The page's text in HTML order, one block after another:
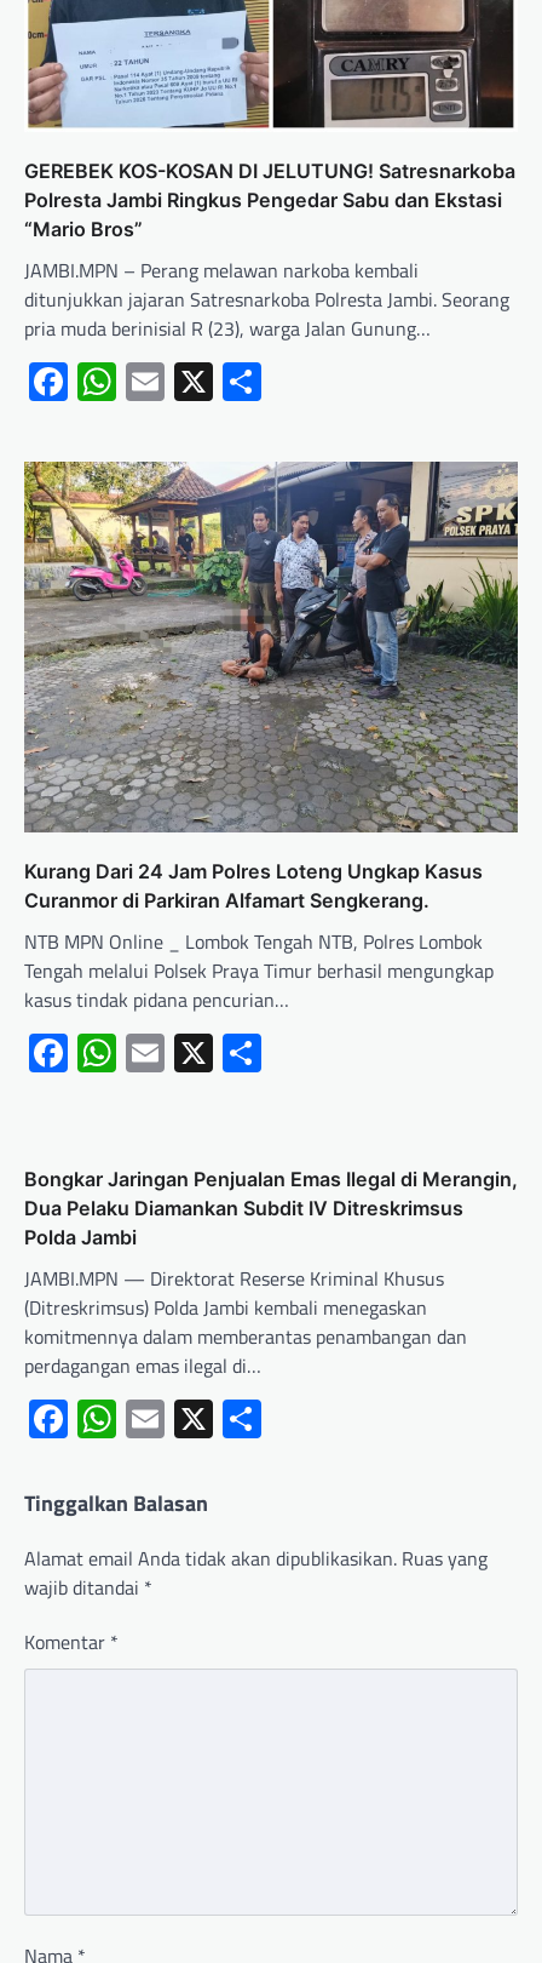
GEREBEK KOS-KOSAN DI JELUTUNG! Satresnarkoba
Polresta Jambi Ringkus Pengedar Sabu dan Ekstasi
“Mario Bros”
JAMBI.MPN – Perang melawan narkoba kembali
ditunjukkan jajaran Satresnarkoba Polresta Jambi. Seorang
pria muda berinisial R (23), warga Jalan Gunung…
Facebook
WhatsApp
Email
X
‎Kurang Dari 24 Jam Polres Loteng Ungkap Kasus
Curanmor di Parkiran Alfamart Sengkerang.
NTB MPN Online _ Lombok Tengah NTB, Polres Lombok
Tengah melalui Polsek Praya Timur berhasil mengungkap
kasus tindak pidana pencurian…
Facebook
WhatsApp
Email
X
Bongkar Jaringan Penjualan Emas Ilegal di Merangin,
Dua Pelaku Diamankan Subdit IV Ditreskrimsus
Polda Jambi
JAMBI.MPN — Direktorat Reserse Kriminal Khusus
(Ditreskrimsus) Polda Jambi kembali menegaskan
komitmennya dalam memberantas penambangan dan
perdagangan emas ilegal di…
Facebook
WhatsApp
Email
X
Tinggalkan Balasan
Alamat email Anda tidak akan dipublikasikan. Ruas yang
wajib ditandai *
Komentar *
Nama *